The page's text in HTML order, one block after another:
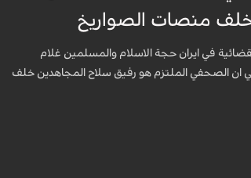
خلف منصات الصواريخ
في ايران حجة الاسلام والمسلمين غلام
الصحفي الملتزم هو رفيق سلاح المجاهدين خلف